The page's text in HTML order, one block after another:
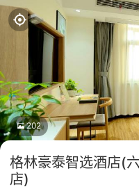
202
格林豪泰智选酒店(
店)